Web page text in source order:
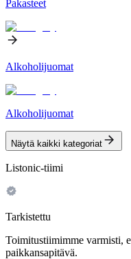
Pakasteet
Alkoholijuomat
Alkoholijuomat
Näytä kaikki kategoriat
Listonic-tiimi
Tarkistettu
Toimitustiimimme varmisti,
paikkansapitävä.